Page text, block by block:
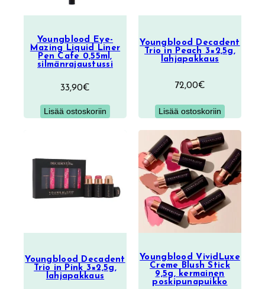
Youngblood Eye-
Mazing Liquid Liner
Pen Cafe 0,55ml,
silmänrajaustussi
33,90€
Lisää ostoskoriin
Youngblood Decadent
Trio in Peach 3×2,5g,
lahjapakkaus
72,00€
Lisää ostoskoriin
Youngblood Decadent
Trio in Pink 3×2,5g,
lahjapakkaus
Youngblood VividLuxe
Creme Blush Stick
9,5g, kermainen
poskipunapuikko